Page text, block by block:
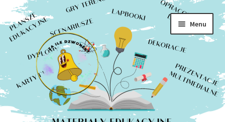
Przejdź
do
nawigacji
Przejdź
do
treści
Menu
Sklep
Rozwiń
menu
Moje konto
Kontakt